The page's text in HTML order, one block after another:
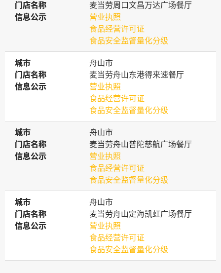
门店名称
门店名称
麦当劳周口文昌万达广场餐厅
信息公示
信息公示
营业执照
食品经营许可证
食品安全监督量化分级
城市
城市
舟山市
门店名称
门店名称
麦当劳舟山东港得来速餐厅
信息公示
信息公示
营业执照
食品经营许可证
食品安全监督量化分级
城市
城市
舟山市
门店名称
门店名称
麦当劳舟山普陀慈航广场餐厅
信息公示
信息公示
营业执照
食品经营许可证
食品安全监督量化分级
城市
城市
舟山市
门店名称
门店名称
麦当劳舟山定海凯虹广场餐厅
信息公示
信息公示
营业执照
食品经营许可证
食品安全监督量化分级